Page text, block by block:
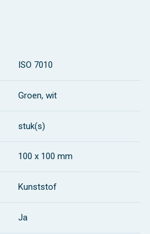
ISO 7010
Groen, wit
stuk(s)
100 x 100 mm
Kunststof
Ja